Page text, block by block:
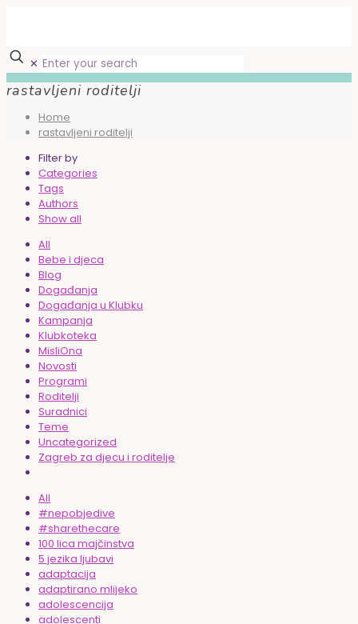
✕
rastavljeni roditelji
Home
rastavljeni roditelji
Filter by
Categories
Tags
Authors
Show all
All
Bebe i djeca
Blog
Događanja
Događanja u Klubku
Kampanja
Klubkoteka
MisliOna
Novosti
Programi
Roditelji
Suradnici
Teme
Uncategorized
Zagreb za djecu i roditelje
All
#nepobjedive
#sharethecare
100 lica majčinstva
5 jezika ljubavi
adaptacija
adaptirano mlijeko
adolescencija
adolescenti